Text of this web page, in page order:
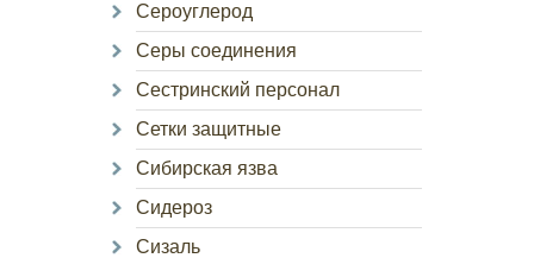
Сероуглерод
Серы соединения
Сестринский персонал
Сетки защитные
Сибирская язва
Сидероз
Сизаль